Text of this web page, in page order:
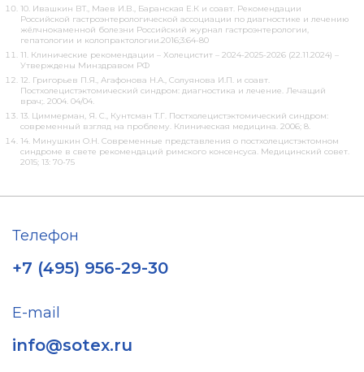
10. Ивашкин ВТ., Маев И.В., Баранская Е.К и соавт. Рекомендации
Российской гастроэнтерологической ассоциации по диагностике и лечению
жёлчнокаменной болезни Российский журнал гастроэнтерологии,
гепатологии и колопрактологии.2016;3:64-80
11. Клинические рекомендации – Холецистит – 2024-2025-2026 (22.11.2024) –
Утверждены Минздравом РФ
12. Григорьев П.Я., Агафонова Н.А., Солуянова И.П. и соавт.
Постхолецистэктомический синдром: диагностика и лечение. Лечащий
врач;. 2004. 04/04.
13. Циммерман, Я. С., Кунтсман Т.Г. Постхолецистэктомический синдром:
современный взгляд на проблему. Клиническая медицина. 2006; 8.
14. Минушкин О.Н. Современные представления о постхолецистэктомном
синдроме в свете рекомендаций римского консенсуса. Медицинский совет.
2015; 13: 70-75
Телефон
+7 (495) 956-29-30
E-mail
info@sotex.ru